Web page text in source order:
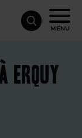
MENU
Erquy